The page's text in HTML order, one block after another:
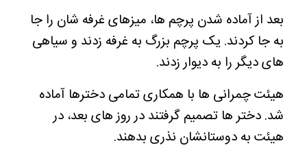
بعد از آماده شدن پرچم ها، میزهای غرفه شان را جا
به جا کردند. یک پرچم بزرگ به غرفه زدند و سیاهی
های دیگر را به دیوار زدند.
هیئت چمرانی ها با همکاری تمامی دخترها آماده
شد. دختر ها تصمیم گرفتند در روز های بعد، در
هیئت به دوستانشان نذری بدهند.